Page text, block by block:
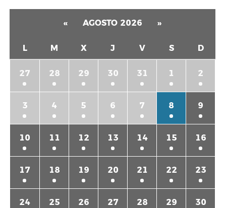
« AGOSTO 2026 »
L M X J V S D
27 28 29 30 31 1 2
3 4 5 6 7 8 9
10 11 12 13 14 15 16
17 18 19 20 21 22 23
24 25 26 27 28 29 30